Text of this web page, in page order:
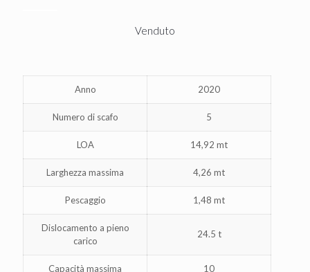
Venduto
Anno 2020
Numero di scafo 5
LOA 14,92 mt
Larghezza massima 4,26 mt
Pescaggio 1,48 mt
Dislocamento a pieno
carico
24.5 t
Capacità massima 10